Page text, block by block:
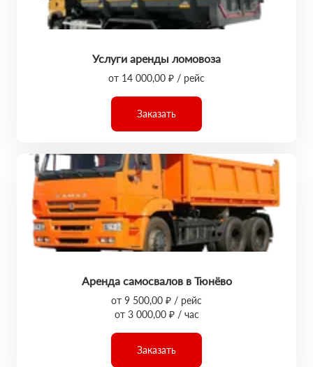
Услуги аренды ломовоза
от 14 000,00 ₽ / рейс
Заказать
Аренда самосвалов в Тюнёво
от 9 500,00 ₽ / рейс
от 3 000,00 ₽ / час
Заказать